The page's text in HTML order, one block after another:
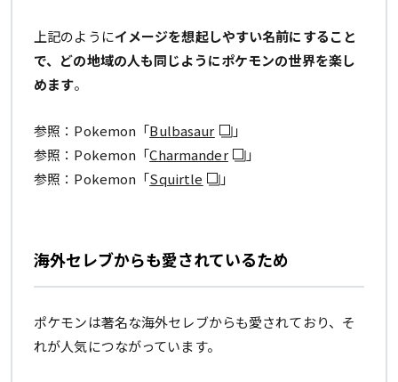
上記のようにイメージを想起しやすい名前にすること
で、どの地域の人も同じようにポケモンの世界を楽し
めます。
参照：Pokemon「Bulbasaur
」
参照：Pokemon「Charmander
」
参照：Pokemon「Squirtle 」
海外セレブからも愛されているため
ポケモンは著名な海外セレブからも愛されており、そ
れが人気につながっています。